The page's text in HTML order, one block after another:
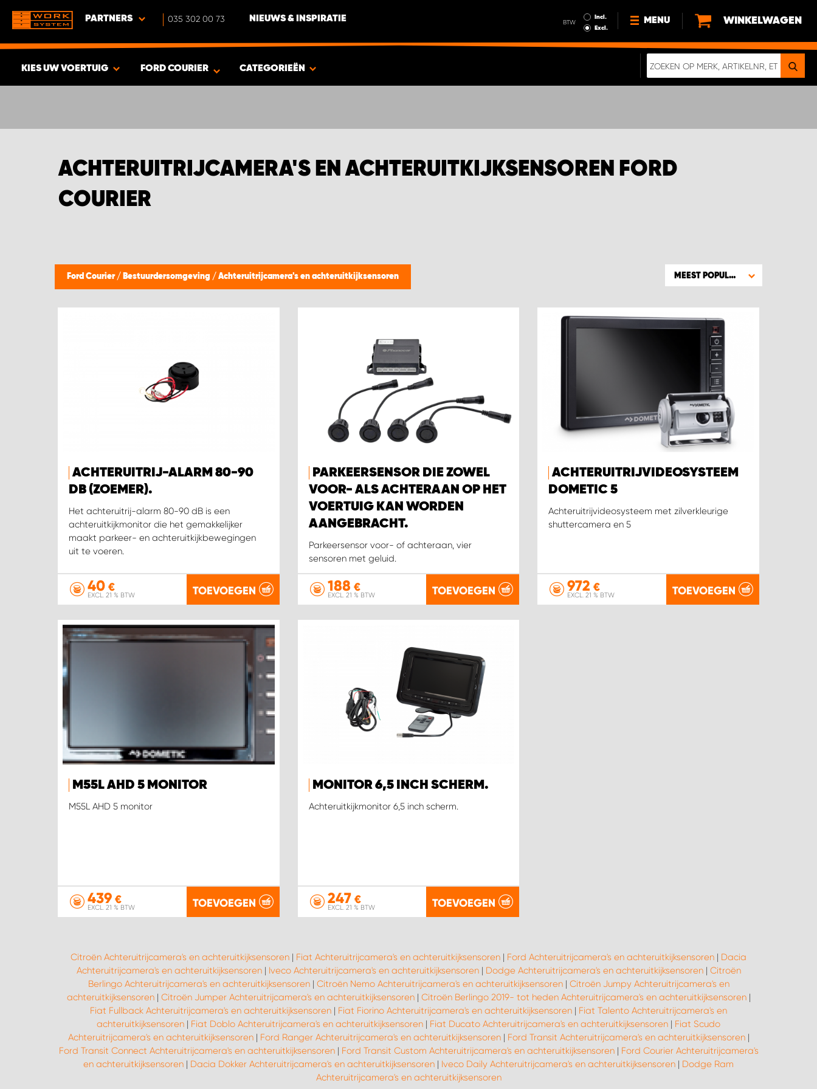
PARTNERS 035 302 00 73 NIEUWS & INSPIRATIE BTW
Incl.
Excl.
MENU
NIEUWS
EEN ECHTE CRASHTEST
WINKELWAGEN
KIES UW VOERTUIG
PRODUCTEN
FORD COURIER CATEGORIEËN
ACHTERUITRIJCAMERA'S EN ACHTERUITKIJKSENSOREN FORD
COURIER
Ford Courier / Bestuurdersomgeving / Achteruitrijcamera's en achteruitkijksensoren MEEST POPULAIR
ACHTERUITRIJ-ALARM 80-90
DB (ZOEMER).
Het achteruitrij-alarm 80-90 dB is een
achteruitkijkmonitor die het gemakkelijker
maakt parkeer- en achteruitkijkbewegingen
uit te voeren.
40 €
EXCL. 21 % BTW TOEVOEGEN
PARKEERSENSOR DIE ZOWEL
VOOR- ALS ACHTERAAN OP HET
VOERTUIG KAN WORDEN
AANGEBRACHT.
Parkeersensor voor- of achteraan, vier
sensoren met geluid.
188 €
EXCL. 21 % BTW TOEVOEGEN
ACHTERUITRIJVIDEOSYSTEEM
DOMETIC 5
Achteruitrijvideosysteem met zilverkleurige
shuttercamera en 5
972 €
EXCL. 21 % BTW TOEVOEGEN
M55L AHD 5 MONITOR
M55L AHD 5 monitor
439 €
EXCL. 21 % BTW TOEVOEGEN
MONITOR 6,5 INCH SCHERM.
Achteruitkijkmonitor 6,5 inch scherm.
247€
EXCL. 21 % BTW TOEVOEGEN
Citroën Achteruitrijcamera's en achteruitkijksensoren | Fiat Achteruitrijcamera's en achteruitkijksensoren | Ford Achteruitrijcamera's en achteruitkijksensoren | Dacia
Achteruitrijcamera's en achteruitkijksensoren| Iveco Achteruitrijcamera's en achteruitkijksensoren| Dodge Achteruitrijcamera's en achteruitkijksensoren| Citroën
Berlingo Achteruitrijcamera's en achteruitkijksensoren| Citroën Nemo Achteruitrijcamera's en achteruitkijksensoren| Citroën Jumpy Achteruitrijcamera's en
achteruitkijksensoren| Citroën Jumper Achteruitrijcamera's en achteruitkijksensoren| Citroën Berlingo 2019- tot heden Achteruitrijcamera's en achteruitkijksensoren|
Fiat Fullback Achteruitrijcamera's en achteruitkijksensoren | Fiat Fiorino Achteruitrijcamera's en achteruitkijksensoren | Fiat Talento Achteruitrijcamera's en
achteruitkijksensoren | Fiat Doblo Achteruitrijcamera's en achteruitkijksensoren | Fiat Ducato Achteruitrijcamera's en achteruitkijksensoren | Fiat Scudo
Achteruitrijcamera's en achteruitkijksensoren| Ford Ranger Achteruitrijcamera's en achteruitkijksensoren| Ford Transit Achteruitrijcamera's en achteruitkijksensoren|
Ford Transit Connect Achteruitrijcamera's en achteruitkijksensoren| Ford Transit Custom Achteruitrijcamera's en achteruitkijksensoren| Ford Courier Achteruitrijcamera's
en achteruitkijksensoren | Dacia Dokker Achteruitrijcamera's en achteruitkijksensoren | Iveco Daily Achteruitrijcamera's en achteruitkijksensoren | Dodge Ram
Achteruitrijcamera's en achteruitkijksensoren